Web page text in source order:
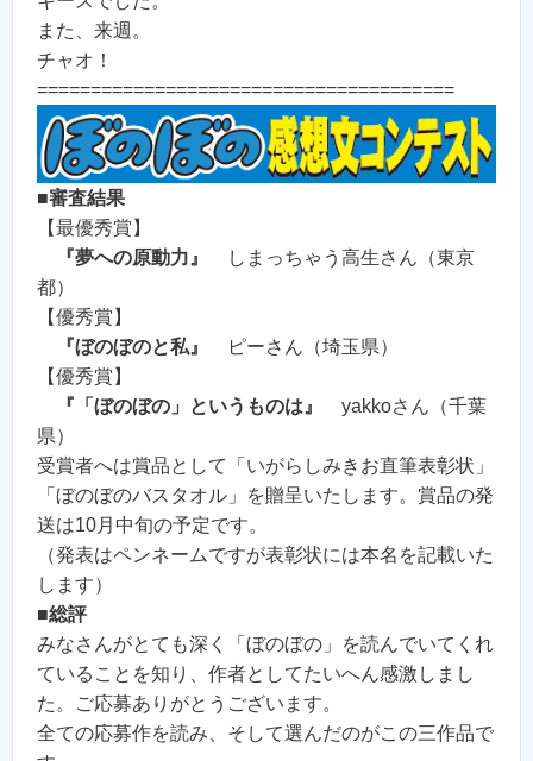
また、来週。
チャオ！
=======================================
■審査結果
【最優秀賞】
『夢への原動力』
しまっちゃう高生さん（東京
都）
【優秀賞】
『ぼのぼのと私』
ピーさん（埼玉県）
【優秀賞】
『「ぼのぼの」というものは』
yakkoさん（千葉
県）
受賞者へは賞品として「いがらしみきお直筆表彰状」
「ぼのぼのバスタオル」を贈呈いたします。賞品の発
送は10月中旬の予定です。
（発表はペンネームですが表彰状には本名を記載いた
します）
■総評
みなさんがとても深く「ぼのぼの」を読んでいてくれ
ていることを知り、作者としてたいへん感激しまし
た。ご応募ありがとうございます。
全ての応募作を読み、そして選んだのがこの三作品で